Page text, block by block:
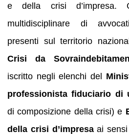
e della crisi d’impresa.
multidisciplinare di
presenti sul territorio
Crisi da
iscritto negli elenchi del
professionista fiduciario di
di composizione della crisi) e
della crisi d’impresaai sensi